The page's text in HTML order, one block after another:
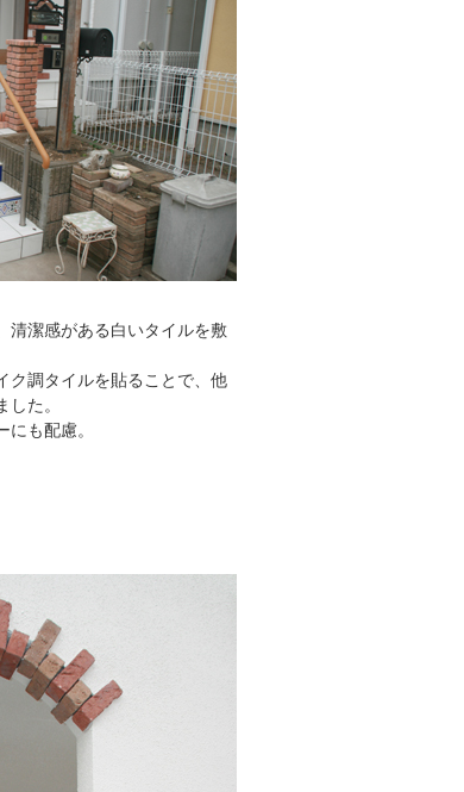
清潔感がある白いタイルを敷
ク調タイルを貼ることで、他
た。
も配慮。